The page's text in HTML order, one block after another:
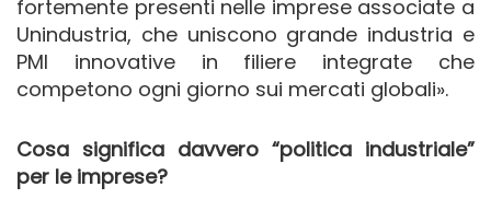
fortemente presenti nelle imprese associate a
Unindustria, che uniscono grande industria e
PMI innovative in filiere integrate che
competono ogni giorno sui mercati globali».
Cosa significa davvero “politica industriale”
per le imprese?